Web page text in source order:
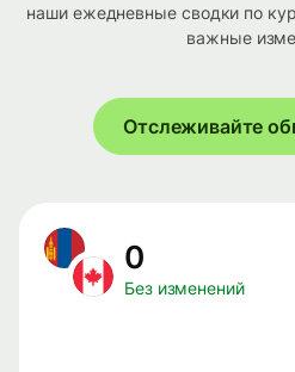
наши ежедневные сводки по
важные
Отслеживайте
0
Без изменений